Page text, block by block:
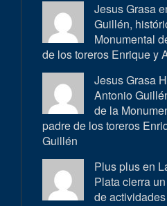
Jesus Grasa
Guillén,
Monumental
de los toreros Enrique y
Jesus Grasa
Antonio
de la
padre de los toreros
Guillén
Plus plus en
Plata cierra
de actividades